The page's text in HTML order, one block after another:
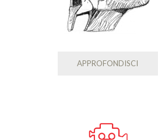
APPROFONDISCI